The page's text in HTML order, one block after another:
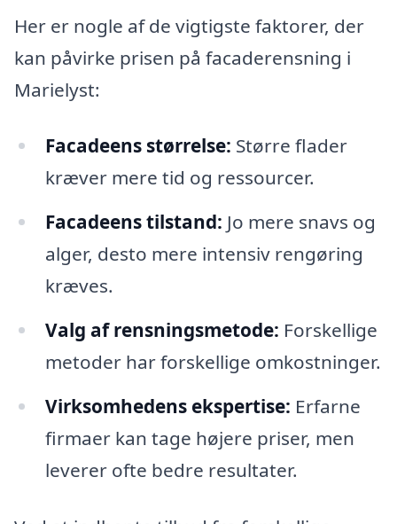
Her er nogle af de vigtigste faktorer, der
kan påvirke prisen på facaderensning i
Marielyst:
Facadeens størrelse: Større flader
kræver mere tid og ressourcer.
Facadeens tilstand: Jo mere snavs og
alger, desto mere intensiv rengøring
kræves.
Valg af rensningsmetode: Forskellige
metoder har forskellige omkostninger.
Virksomhedens ekspertise: Erfarne
firmaer kan tage højere priser, men
leverer ofte bedre resultater.